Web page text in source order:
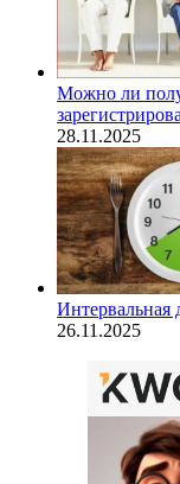
Можно ли
28.11.2025
26.11.2025